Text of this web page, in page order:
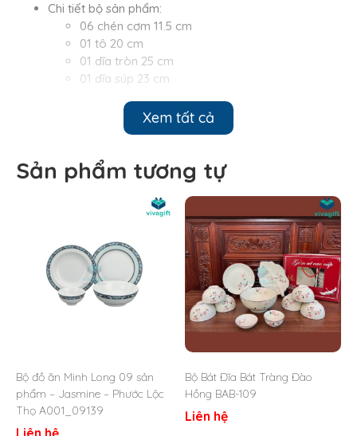
Chi tiết bộ sản phẩm:
06 chén cơm 11.5 cm
01 tô 20 cm
01 dĩa tròn 25 cm
01 dĩa súp 23 cm
Xem tất cả
Sản phẩm tương tự
Bộ đồ ăn Minh Long 09 sản
phẩm – Jasmine – Phước Lộc
Thọ A001_09139
Bộ Bát Đĩa Bát Tràng Đào
Hồng BAB-109
Liên hệ